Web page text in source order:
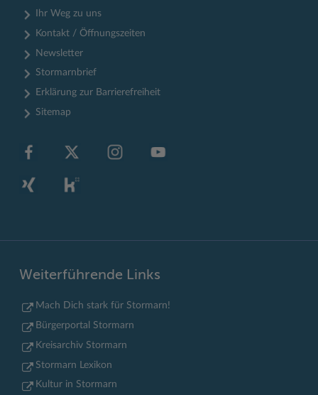
Ihr Weg zu uns
Kontakt / Öffnungszeiten
Newsletter
Stormarnbrief
Erklärung zur Barrierefreiheit
Sitemap
Weiterführende Links
Mach Dich stark für Stormarn!
Bürgerportal Stormarn
Kreisarchiv Stormarn
Stormarn Lexikon
Kultur in Stormarn